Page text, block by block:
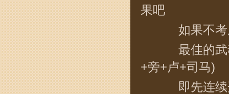
果吧
如果不考
最佳的武
+旁+卢+司马)
即先连续